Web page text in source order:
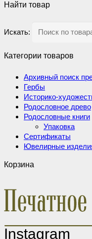
Найти товар
Искать:
Категории товаров
Архивный поиск
Гербы
Историко-
Родословное древо
Родословные книги
Упаковка
Сертификаты
Ювелирные
Корзина
Instagram